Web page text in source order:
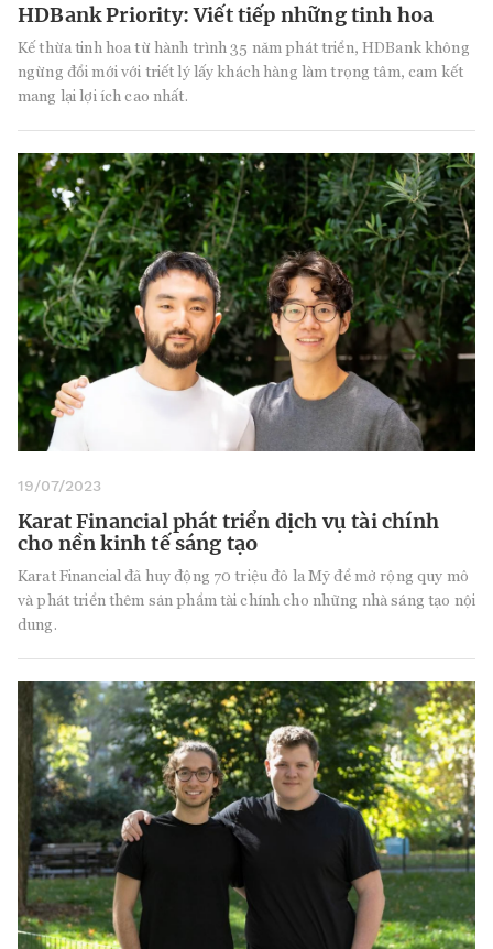
HDBank Priority: Viết tiếp những tinh hoa
Kế thừa tinh hoa từ hành trình 35 năm phát triển, HDBank không
ngừng đổi mới với triết lý lấy khách hàng làm trọng tâm, cam kết
mang lại lợi ích cao nhất.
19/07/2023
Karat Financial phát triển dịch vụ tài chính
cho nền kinh tế sáng tạo
Karat Financial đã huy động 70 triệu đô la Mỹ để mở rộng quy mô
và phát triển thêm sản phẩm tài chính cho những nhà sáng tạo nội
dung.